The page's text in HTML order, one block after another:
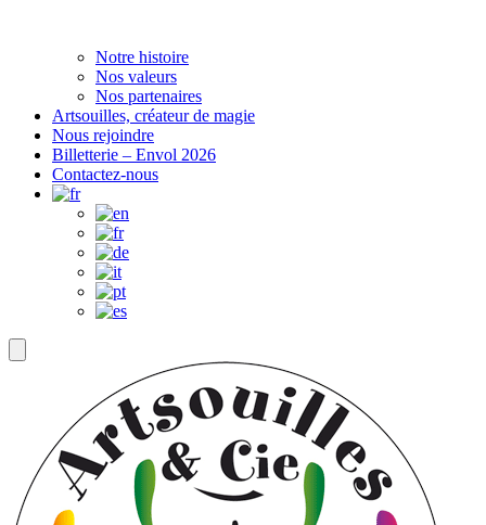
Notre histoire
Nos valeurs
Nos partenaires
Artsouilles, créateur de magie
Nous rejoindre
Billetterie – Envol 2026
Contactez-nous